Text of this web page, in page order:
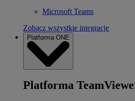
Microsoft Teams
Zobacz wszystkie integracje
Platforma ONE
Platforma